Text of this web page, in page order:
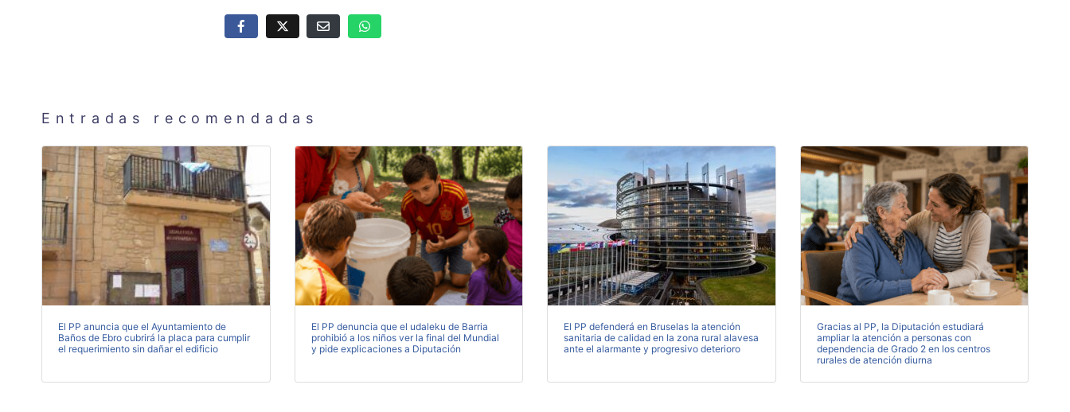
Entradas recomendadas
El PP anuncia que el Ayuntamiento de
Baños de Ebro cubrirá la placa para cumplir
el requerimiento sin dañar el edificio
El PP denuncia que el udaleku de Barria
prohibió a los niños ver la final del Mundial
y pide explicaciones a Diputación
El PP defenderá en Bruselas la atención
sanitaria de calidad en la zona rural alavesa
ante el alarmante y progresivo deterioro
Gracias al PP, la Diputación estudiará
ampliar la atención a personas con
dependencia de Grado 2 en los centros
rurales de atención diurna